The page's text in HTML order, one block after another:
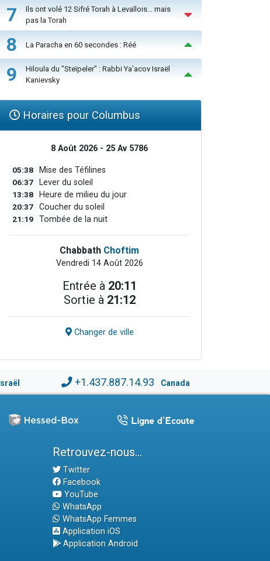
7
Ils ont volé 12 Sifré Torah à Levallois… mais
pas la Torah
8 La Paracha en 60 secondes : Réé
9
Hiloula du "Steïpeler" : Rabbi Ya’acov Israël
Kanievsky
Horaires pour Columbus
8 Août 2026 - 25 Av 5786
05:38 Mise des Téfilines
06:37 Lever du soleil
13:38 Heure de milieu du jour
20:37 Coucher du soleil
21:19 Tombée de la nuit
Chabbath Choftim
Vendredi 14 Août 2026
Entrée à 20:11
Sortie à 21:12
Changer de ville
Israël +1.437.887.14.93 Canada
Retrouvez-nous...
Twitter
Facebook
YouTube
WhatsApp
WhatsApp Femmes
Application iOS
Application Android